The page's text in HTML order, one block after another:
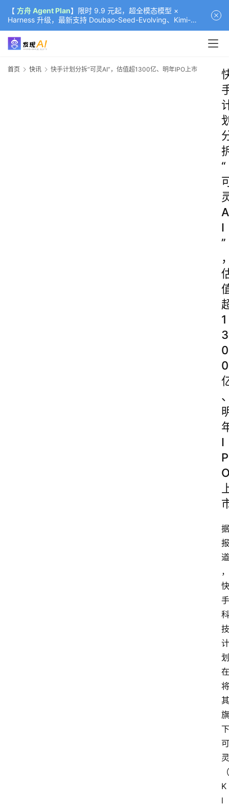
【 方舟 Agent Plan】限时 9.9 元起，超全模态模型 ×
Harness 升级，最新支持 Doubao-Seed-Evolving、Kimi-
K3（部分）、GLM-5.2
首页 快讯 快手计划分拆“可灵AI”，估值超1300亿、明年IPO上市
“
A
I
”
1
3
0
0
I
P
据
报
道
，
快
手
科
技
计
划
在
将
其
旗
下
可
灵
（
K
l